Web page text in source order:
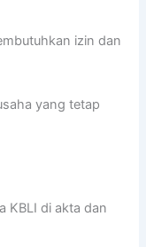
izin dan
yang tetap
KBLI di akta dan